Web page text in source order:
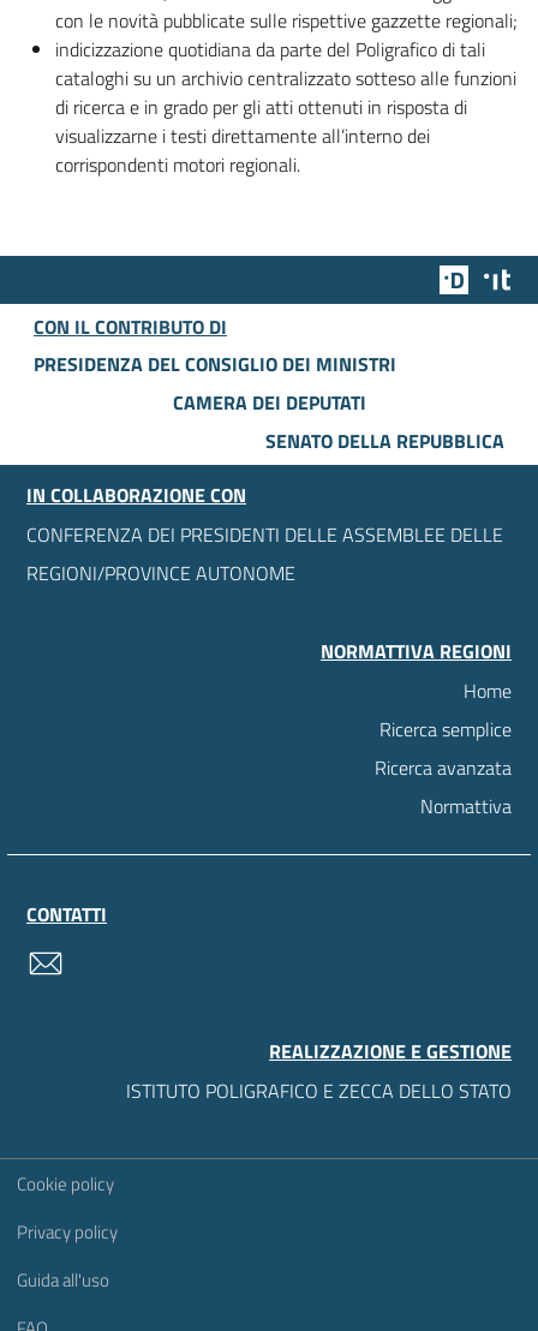
con le novità pubblicate sulle rispettive gazzette regionali;
indicizzazione quotidiana da parte del Poligrafico di tali
cataloghi su un archivio centralizzato sotteso alle funzioni
di ricerca e in grado per gli atti ottenuti in risposta di
visualizzarne i testi direttamente all’interno dei
corrispondenti motori regionali.
Team
CON IL CONTRIBUTO DI
PRESIDENZA DEL CONSIGLIO DEI MINISTRI
CAMERA DEI DEPUTATI
SENATO DELLA REPUBBLICA
IN COLLABORAZIONE CON
CONFERENZA DEI PRESIDENTI DELLE ASSEMBLEE DELLE
REGIONI/PROVINCE AUTONOME
NORMATTIVA REGIONI
Home
Ricerca semplice
Ricerca avanzata
Normattiva
CONTATTI
REALIZZAZIONE E GESTIONE
ISTITUTO POLIGRAFICO E ZECCA DELLO STATO
Sezione Link Utili
Cookie policy
Privacy policy
Guida all'uso